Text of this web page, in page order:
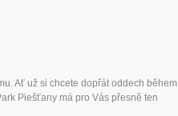
Ať už si chcete dopřát oddech během
Piešťany má pro Vás přesně ten